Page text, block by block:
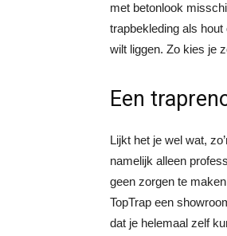
met betonlook
trapbekleding als
wilt liggen. Zo kies je
Een
Lijkt het je wel wat,
namelijk alleen
geen zorgen te
TopTrap een
dat je helemaal zelf